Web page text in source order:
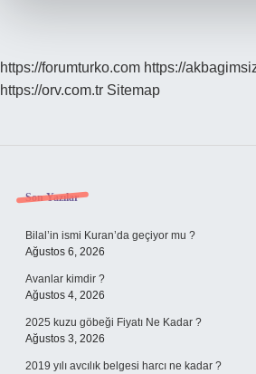
https://forumturko.com https://
https://orv.com.tr Sitemap
Sidebar
Son Yazılar
Bilal’in ismi Kuran’da geçiyor mu ?
Ağustos 6, 2026
Avanlar kimdir ?
Ağustos 4, 2026
2025 kuzu göbeği Fiyatı Ne Kadar ?
Ağustos 3, 2026
2019 yılı avcılık belgesi harcı ne kadar ?